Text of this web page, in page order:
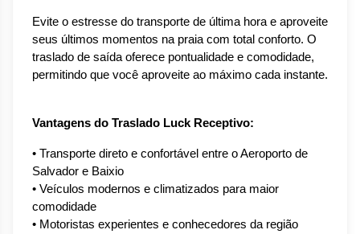
Evite o estresse do transporte de última hora e aproveite
seus últimos momentos na praia com total conforto. O
traslado de saída oferece pontualidade e comodidade,
permitindo que você aproveite ao máximo cada instante.
Vantagens do Traslado Luck Receptivo:
• Transporte direto e confortável entre o Aeroporto de
Salvador e Baixio
• Veículos modernos e climatizados para maior
comodidade
• Motoristas experientes e conhecedores da região